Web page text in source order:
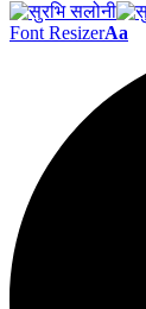
Font ResizerAa